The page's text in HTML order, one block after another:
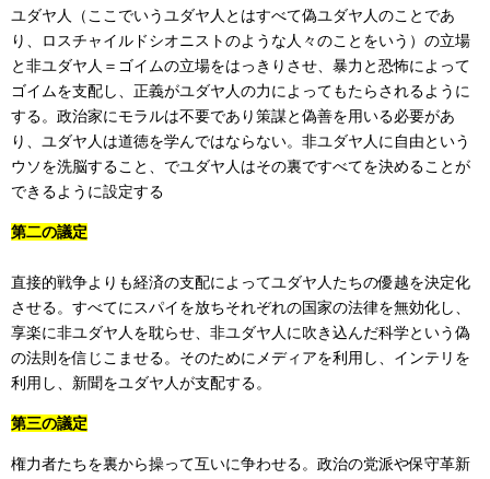
ユダヤ人（ここでいうユダヤ人とはすべて偽ユダヤ人のことであ
り、ロスチャイルドシオニストのような人々のことをいう）の立場
と非ユダヤ人＝ゴイムの立場をはっきりさせ、暴力と恐怖によって
ゴイムを支配し、正義がユダヤ人の力によってもたらされるように
する。政治家にモラルは不要であり策謀と偽善を用いる必要があ
り、ユダヤ人は道徳を学んではならない。非ユダヤ人に自由という
ウソを洗脳すること、でユダヤ人はその裏ですべてを決めることが
できるように設定する
第二の議定
直接的戦争よりも経済の支配によってユダヤ人たちの優越を決定化
させる。すべてにスパイを放ちそれぞれの国家の法律を無効化し、
享楽に非ユダヤ人を耽らせ、非ユダヤ人に吹き込んだ科学という偽
の法則を信じこませる。そのためにメディアを利用し、インテリを
利用し、新聞をユダヤ人が支配する。
第三の議定
権力者たちを裏から操って互いに争わせる。政治の党派や保守革新